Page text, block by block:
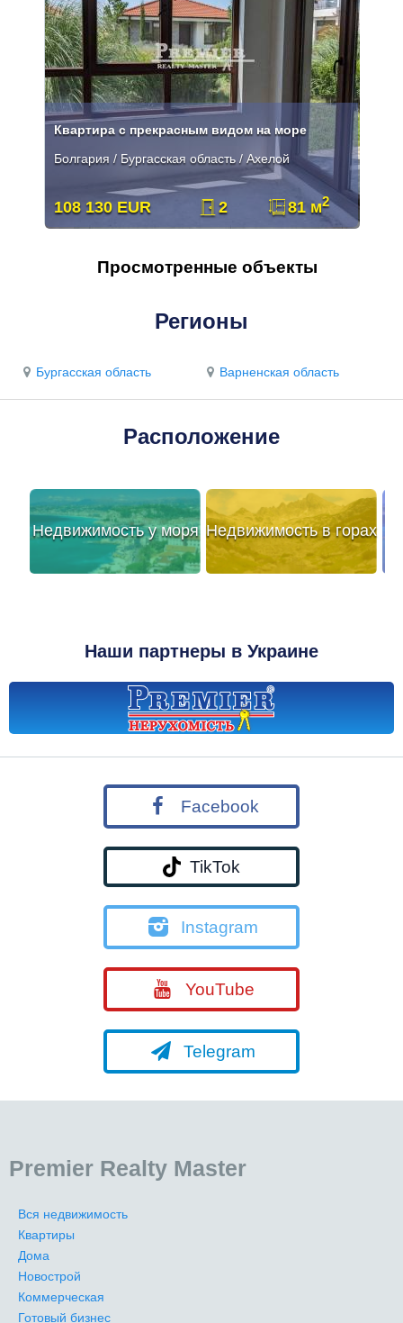
Квартира с прекрасным видом на море
Болгария / Бургасская область / Ахелой
108 130 EUR 2 81 м2
Просмотренные объекты
Регионы
Бургасская область Варненская область
Расположение
Недвижимость у моря Недвижимость в горах
Наши партнеры в Украине
Facebook
TikTok
Instagram
YouTube
Telegram
Premier Realty Master
Вся недвижимость
Квартиры
Дома
Новострой
Коммерческая
Готовый бизнес